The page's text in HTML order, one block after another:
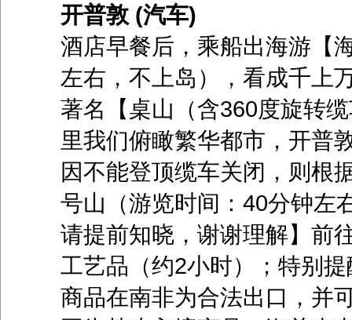
开普敦 (汽车)
酒店早餐后，乘船出海游【
左右，不上岛），看成千上
著名【桌山（含360度旋转
里我们俯瞰繁华都市，开普
因不能登顶缆车关闭，则根
号山（游览时间：40分钟左
请提前知晓，谢谢理解】前
工艺品（约2小时）；特别
商品在南非为合法出口，并